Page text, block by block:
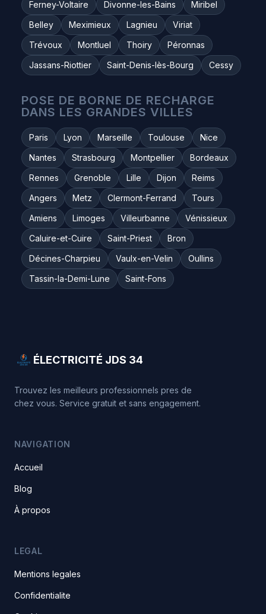
Ferney-Voltaire
Divonne-les-Bains
Miribel
Belley
Meximieux Lagnieu
Viriat
Trévoux
Montluel Thoiry
Péronnas
Jassans-Riottier
Saint-Denis-lès-Bourg Cessy
POSE DE BORNE DE RECHARGE
DANS LES GRANDES VILLES
Paris Lyon Marseille Toulouse
Nice
Nantes
Strasbourg Montpellier
Bordeaux
Rennes
Grenoble Lille Dijon
Reims
Angers
Metz Clermont-Ferrand
Tours
Amiens
Limoges Villeurbanne
Vénissieux
Caluire-et-Cuire
Saint-Priest
Bron
Décines-Charpieu
Vaulx-en-Velin
Oullins
Tassin-la-Demi-Lune
Saint-Fons
ÉLECTRICITÉ JDS 34
Trouvez les meilleurs professionnels pres de
chez vous. Service gratuit et sans engagement.
NAVIGATION
Accueil
Blog
À propos
LEGAL
Mentions legales
Confidentialite